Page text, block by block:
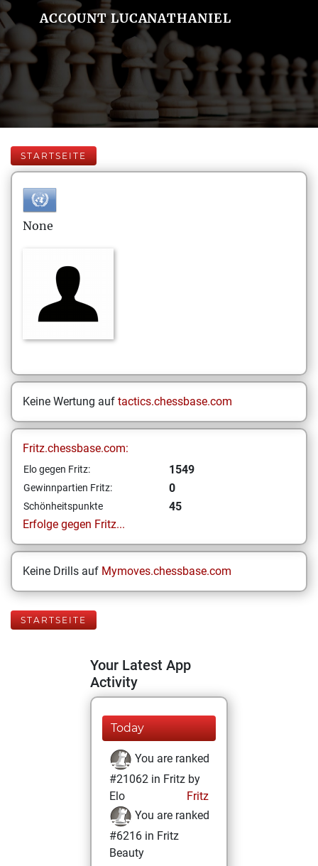
ACCOUNT LUCANATHANIEL
STARTSEITE
None
Keine Wertung auf tactics.chessbase.com
Fritz.chessbase.com:
Elo gegen Fritz: 1549
Gewinnpartien Fritz: 0
Schönheitspunkte
45
Erfolge gegen Fritz...
Keine Drills auf Mymoves.chessbase.com
STARTSEITE
Your Latest App
Activity
Today
You are ranked
#21062 in Fritz by
Elo
Fritz
You are ranked
#6216 in Fritz
Beauty